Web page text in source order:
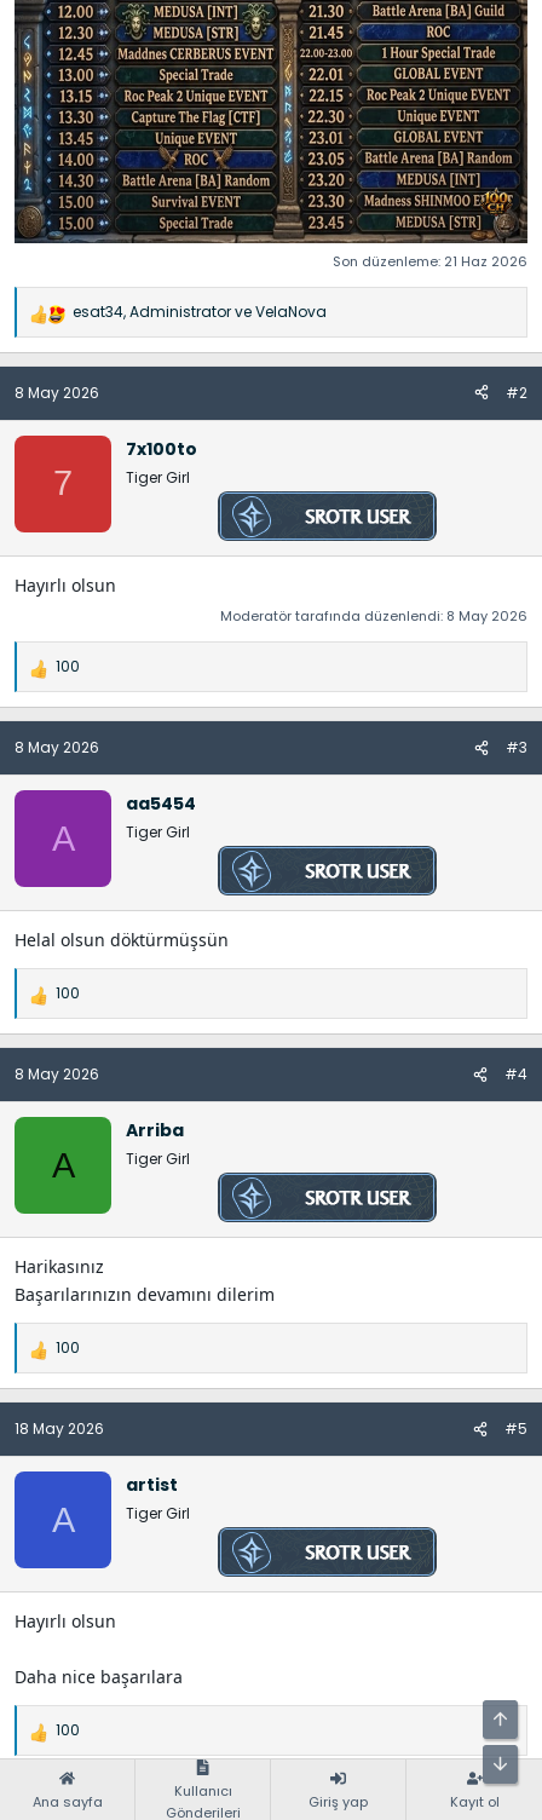
Son düzenleme: 21 Haz 2026
İ
a
d
e
l
esat34,AdministratorveVelaNova
8 May 2026 #2
7
7x100to
Tiger Girl
Hayırlı olsun
Moderatör tarafında düzenlendi: 8 May 2026
İ
a
d
e
100
8 May 2026 #3
A
aa5454
Tiger Girl
Helal olsun döktürmüşsün
İ
a
d
e
100
8 May 2026 #4
A
Arriba
Tiger Girl
Harikasınız
Başarılarınızın devamını dilerim
İ
a
d
e
100
18 May 2026 #5
A
artist
Tiger Girl
Hayırlı olsun
Daha nice başarılara
İ
f
d
100
18 May 2026
Ana sayfa
Kullanıcı
Gönderileri
Giriş yap Kayıt ol